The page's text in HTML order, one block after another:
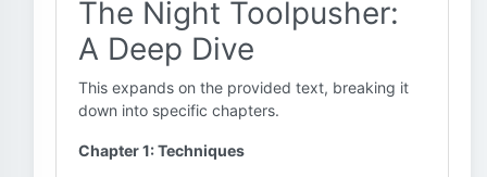
The Night Toolpusher:
A Deep Dive
This expands on the provided text, breaking it
down into specific chapters.
Chapter 1: Techniques